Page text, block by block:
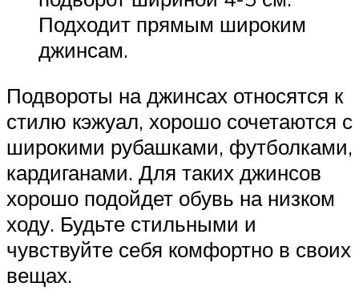
Подходит прямым широким
джинсам.
Подвороты на джинсах относятся к
стилю кэжуал, хорошо сочетаются с
широкими рубашками, футболками,
кардиганами. Для таких джинсов
хорошо подойдет обувь на низком
ходу. Будьте стильными и
чувствуйте себя комфортно в своих
вещах.